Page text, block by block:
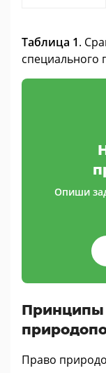
Таблица 1.
специального
Опиши
Принципы
Право